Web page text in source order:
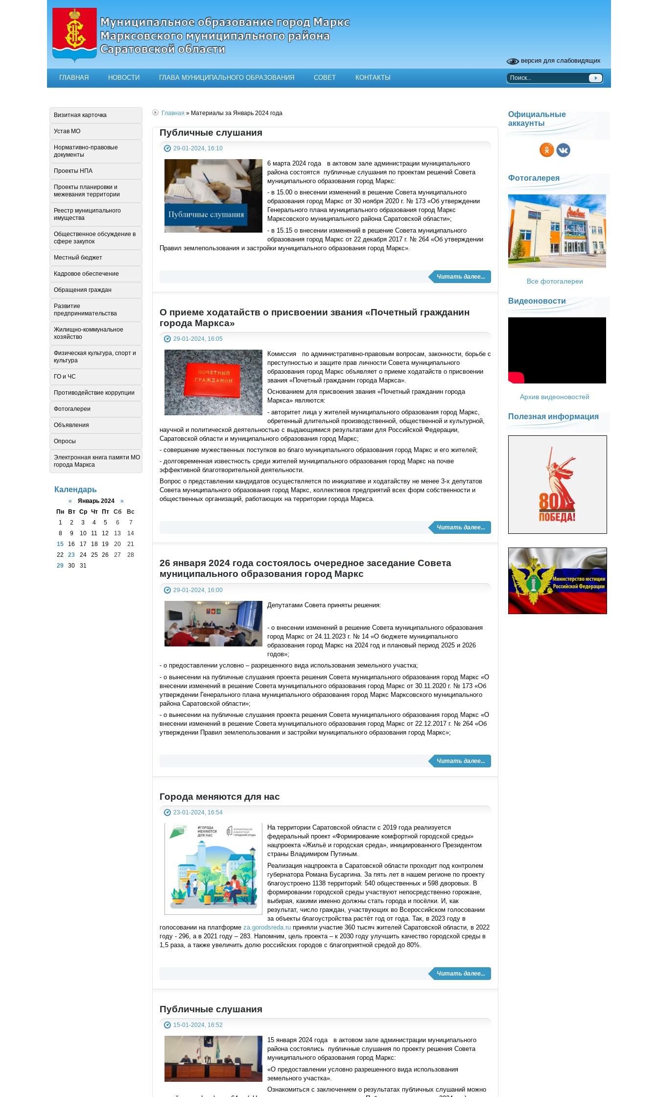
Официальный сайт муниципального образования город Маркс
версия для слабовидящих
ГЛАВНАЯ НОВОСТИ ГЛАВА МУНИЦИПАЛЬНОГО ОБРАЗОВАНИЯ СОВЕТ КОНТАКТЫ
Главная » Материалы за Январь 2024 года
Публичные слушания
29-01-2024, 16:10
6 марта 2024 года в актовом зале администрации муниципального
района состоятся публичные слушания по проектам решений Совета
муниципального образования город Маркс:
- в 15.00 о внесении изменений в решение Совета муниципального
образования город Маркс от 30 ноября 2020 г. № 173 «Об утверждении
Генерального плана муниципального образования город Маркс
Марксовского муниципального района Саратовской области»;
- в 15.15 о внесении изменений в решение Совета муниципального
образования город Маркс от 22 декабря 2017 г. № 264 «Об утверждении
Правил землепользования и застройки муниципального образования город Маркс».
Читать далее...
О приеме ходатайств о присвоении звания «Почетный гражданин
города Маркса»
29-01-2024, 16:05
Комиссия по административно-правовым вопросам, законности, борьбе с
преступностью и защите прав личности Совета муниципального
образования город Маркс объявляет о приеме ходатайств о присвоении
звания «Почетный гражданин города Маркса».
Основанием для присвоения звания «Почетный гражданин города
Маркса» являются:
- авторитет лица у жителей муниципального образования город Маркс,
обретенный длительной производственной, общественной и культурной,
научной и политической деятельностью с выдающимися результатами для Российской Федерации,
Саратовской области и муниципального образования город Маркс;
- совершение мужественных поступков во благо муниципального образования город Маркс и его жителей;
- долговременная известность среди жителей муниципального образования город Маркс на почве
эффективной благотворительной деятельности.
Вопрос о представлении кандидатов осуществляется по инициативе и ходатайству не менее 3-х депутатов
Совета муниципального образования город Маркс, коллективов предприятий всех форм собственности и
общественных организаций, работающих на территории города Маркса.
Читать далее...
26 января 2024 года состоялось очередное заседание Совета
муниципального образования город Маркс
29-01-2024, 16:00
Депутатами Совета приняты решения:
- о внесении изменений в решение Совета муниципального образования
город Маркс от 24.11.2023 г. № 14 «О бюджете муниципального
образования город Маркс на 2024 год и плановый период 2025 и 2026
годов»;
- о предоставлении условно – разрешенного вида использования земельного участка;
- о вынесении на публичные слушания проекта решения Совета муниципального образования город Маркс «О
внесении изменений в решение Совета муниципального образования город Маркс от 30.11.2020 г. № 173 «Об
утверждении Генерального плана муниципального образования город Маркс Марксовского муниципального
района Саратовской области»;
- о вынесении на публичные слушания проекта решения Совета муниципального образования город Маркс «О
внесении изменений в решение Совета муниципального образования город Маркс от 22.12.2017 г. № 264 «Об
утверждении Правил землепользования и застройки муниципального образования город Маркс»;
Читать далее...
Города меняются для нас
23-01-2024, 16:54
На территории Саратовской области с 2019 года реализуется
федеральный проект «Формирование комфортной городской среды»
нацпроекта «Жильё и городская среда», инициированного Президентом
страны Владимиром Путиным.
Реализация нацпроекта в Саратовской области проходит под контролем
губернатора Романа Бусаргина. За пять лет в нашем регионе по проекту
благоустроено 1138 территорий: 540 общественных и 598 дворовых. В
формировании городской среды участвуют непосредственно горожане,
выбирая, какими именно должны стать города и посёлки. И, как
результат, число граждан, участвующих во Всероссийском голосовании
за объекты благоустройства растёт год от года. Так, в 2023 году в
голосовании на платформе za.gorodsreda.ru приняли участие 360 тысяч жителей Саратовской области, в 2022
году - 296, а в 2021 году – 283. Напомним, цель проекта – к 2030 году улучшить качество городской среды в
1,5 раза, а также увеличить долю российских городов с благоприятной средой до 80%.
Читать далее...
Публичные слушания
15-01-2024, 16:52
15 января 2024 года в актовом зале администрации муниципального
района состоялись публичные слушания по проекту решения Совета
муниципального образования город Маркс:
«О предоставлении условно разрешенного вида использования
земельного участка».
Ознакомиться с заключением о результатах публичных слушаний можно
Официальные
аккаунты
Фотогалерея
Все фотогалереи
Видеоновости
Архив видеоновостей
Полезная информация
Визитная карточка
Устав МО
Нормативно-правовые
документы
Проекты НПА
Проекты планировки и
межевания территории
Реестр муниципального
имущества
Общественное обсуждение в
сфере закупок
Местный бюджет
Кадровое обеспечение
Обращения граждан
Развитие
предпринимательства
Жилищно-коммунальное
хозяйство
Физическая культура, спорт и
культура
ГО и ЧС
Противодействие коррупции
Фотогалереи
Объявления
Опросы
Электронная книга памяти МО
города Маркса
Календарь
« Январь 2024 »
Пн
Вт Ср Чт Пт Сб
Вс
1
2 3 4 5 6
7
8
9 10 11 12 13
14
15
16 17 18 19 20
21
22
23 24 25 26 27
28
29
30 31